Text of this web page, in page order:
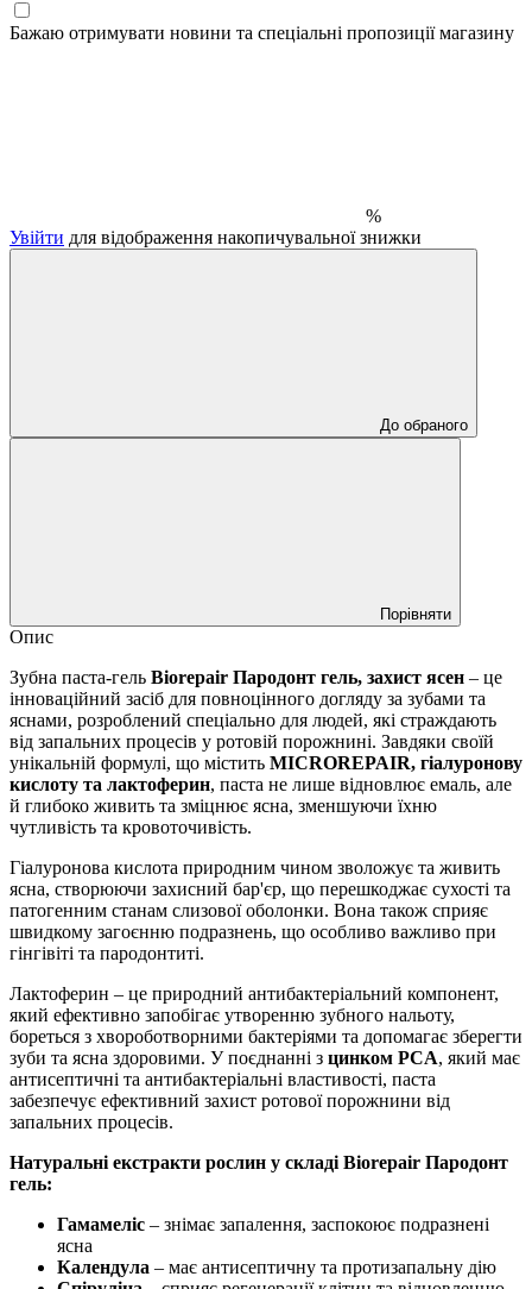
Бажаю отримувати новини та спеціальні пропозиціїмагазину
%
Увійти для відображення накопичувальної знижки
До обраного
Порівняти
Опис
Зубна паста-гель Biorepair Пародонт гель, захист ясен – це
інноваційний засіб для повноцінного догляду за зубами та
яснами, розроблений спеціально для людей, які страждають
від запальних процесів у ротовій порожнині. Завдяки своїй
унікальній формулі, що містить MICROREPAIR, гіалуронову
кислоту та лактоферин, паста не лише відновлює емаль, але
й глибоко живить та зміцнює ясна, зменшуючи їхню
чутливість та кровоточивість.
Гіалуронова кислота природним чином зволожує та живить
ясна, створюючи захисний бар'єр, що перешкоджає сухості та
патогенним станам слизової оболонки. Вона також сприяє
швидкому загоєнню подразнень, що особливо важливо при
гінгівіті та пародонтиті.
Лактоферин – це природний антибактеріальний компонент,
який ефективно запобігає утворенню зубного нальоту,
бореться з хвороботворними бактеріями та допомагає зберегти
зуби та ясна здоровими. У поєднанні з цинком PCA, який має
антисептичні та антибактеріальні властивості, паста
забезпечує ефективний захист ротової порожнини від
запальних процесів.
Натуральні екстракти рослин у складі Biorepair Пародонт
гель:
Гамамеліс – знімає запалення, заспокоює подразнені
ясна
Календула – має антисептичну та протизапальну дію